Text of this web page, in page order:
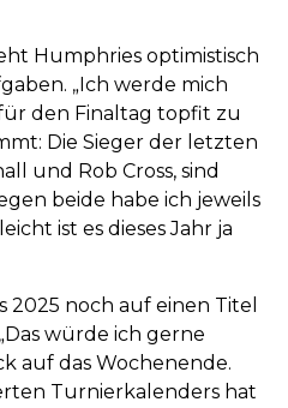
Humphries optimistisch
„Ich werde mich
den Finaltag topfit zu
Die Sieger der letzten
und Rob Cross, sind
beide habe ich jeweils
ist es dieses Jahr ja
noch auf einen Titel
würde ich gerne
auf das Wochenende.
Turnierkalenders hat